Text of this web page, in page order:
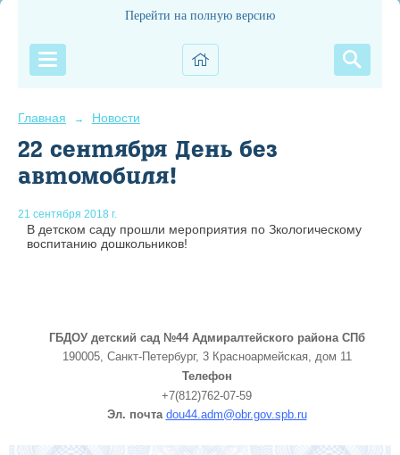
Перейти на полную версию
Главная → Новости
22 сентября День без
автомобиля!
21 сентября 2018 г.
В детском саду прошли мероприятия по Зкологическому
воспитанию дошкольников!
ГБДОУ детский сад №44 Адмиралтейского района СПб
190005, Санкт-Петербург, 3 Красноармейская, дом 11
Телефон
+7(812)762-07-59
Эл. почта dou44.adm@obr.gov.spb.ru